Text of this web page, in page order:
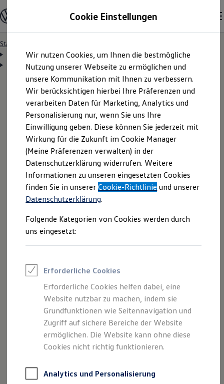
Hauptinhalt
springen
Footer
springen
Modelle & Konfigurator
Nutzfahrzeugkategorien entdecken
Modelle konfigurieren
Vorgängermodelle und Oldtimer
Vorgängermodelle
Oldtimer
Bulli Historie
Branchenlösungen & Gewerbekunden
Umbaulösungen und Hersteller finden
Auf- und Umbauten entdecken & konfigurieren
Groß- und Sonderkunden
Großkunden
Kommunen & Behörden
Journalisten
Sportvereine
Branchenlösungen
Bau & Handwerk
Gewerbliche Personenbeförderung
Service & mobile Werkstätten
Kurier, Logistik & Handel
Feuerwehr
Rettungsdienste
ONE Business ID Vorteile
Fahrzeugsuche & Marktplatz
Digitaler Marktplatz
Kauf & Finanzierung
Online-Fahrzeugbewertung
Aktionen & Angebote
E-Auto-Förderung
Für Privatkunden
Für Gewerbekunden
Profi Paket
TopDeal
Zertifizierte Gebrauchtwagen
Startseite
Notdienst und Pannenhilfe
Mobilitätsgarantie
Bedingungen und Konditionen
Garantiebedingungen:
Mobilitätsgarantie der
ID. Familie
Wann auch immer und fast überall in Europa. Bei
deckt die Mobilitätsgarantie der
Volkswagen
Dienste, solange die folgenden Bedingungen
MobilitätsgarantieLeistungen
Pannenhilfe vor Ort
Cookie Einstellungen
Wir nutzen Cookies, um Ihnen die bestmögliche
Nutzung unserer Webseite zu ermöglichen und
unsere Kommunikation mit Ihnen zu verbessern.
Wir berücksichtigen hierbei Ihre Präferenzen und
verarbeiten Daten für Marketing, Analytics und
Personalisierung nur, wenn Sie uns Ihre
Einwilligung geben. Diese können Sie jederzeit mit
Wirkung für die Zukunft im Cookie Manager
(Meine Präferenzen verwalten) in der
Datenschutzerklärung widerrufen. Weitere
Informationen zu unseren eingesetzten Cookies
finden Sie in unsererCookie-Richtlinie und unserer
Datenschutzerklärung.
Folgende Kategorien von Cookies werden durch
uns eingesetzt:
Erforderliche Cookies
Erforderliche Cookies helfen dabei, eine
Website nutzbar zu machen, indem sie
Grundfunktionen wie Seitennavigation und
Zugriff auf sichere Bereiche der Website
ermöglichen. Die Website kann ohne diese
Cookies nicht richtig funktionieren.
Analytics und Personalisierung